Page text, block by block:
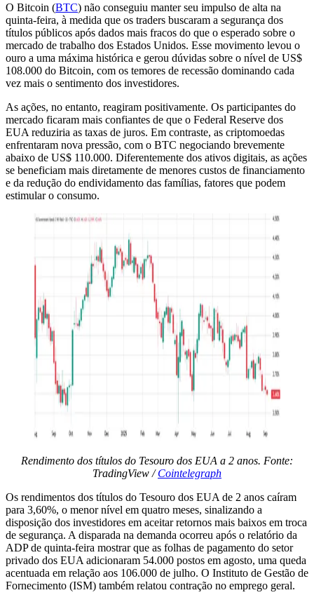
O Bitcoin (BTC) não conseguiu manter seu impulso de alta na
quinta-feira, à medida que os traders buscaram a segurança dos
títulos públicos após dados mais fracos do que o esperado sobre o
mercado de trabalho dos Estados Unidos. Esse movimento levou o
ouro a uma máxima histórica e gerou dúvidas sobre o nível de US$
108.000 do Bitcoin, com os temores de recessão dominando cada
vez mais o sentimento dos investidores.
As ações, no entanto, reagiram positivamente. Os participantes do
mercado ficaram mais confiantes de que o Federal Reserve dos
EUA reduziria as taxas de juros. Em contraste, as criptomoedas
enfrentaram nova pressão, com o BTC negociando brevemente
abaixo de US$ 110.000. Diferentemente dos ativos digitais, as ações
se beneficiam mais diretamente de menores custos de financiamento
e da redução do endividamento das famílias, fatores que podem
estimular o consumo.
Rendimento dos títulos do Tesouro dos EUA a 2 anos. Fonte:
TradingView /Cointelegraph
Os rendimentos dos títulos do Tesouro dos EUA de 2 anos caíram
para 3,60%, o menor nível em quatro meses, sinalizando a
disposição dos investidores em aceitar retornos mais baixos em troca
de segurança. A disparada na demanda ocorreu após o relatório da
ADP de quinta-feira mostrar que as folhas de pagamento do setor
privado dos EUA adicionaram 54.000 postos em agosto, uma queda
acentuada em relação aos 106.000 de julho. O Instituto de Gestão de
Fornecimento (ISM) também relatou contração no emprego geral.